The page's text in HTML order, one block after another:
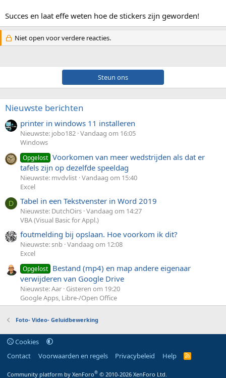
Succes en laat effe weten hoe de stickers zijn geworden!
Niet open voor verdere reacties.
Steun ons
Nieuwste berichten
printer in windows 11 installeren
Nieuwste: jobo182 Vandaag om 16:05
Windows
Opgelost Voorkomen van meer wedstrijden als dat er
tafels zijn op dezelfde speeldag
Nieuwste: mvdvlist Vandaag om 15:40
Excel
D Tabel in een Tekstvenster in Word 2019
Nieuwste: DutchOirs Vandaag om 14:27
VBA (Visual Basic for Appl.)
foutmelding bij opslaan. Hoe voorkom ik dit?
Nieuwste: snb Vandaag om 12:08
Excel
Opgelost Bestand (mp4) en map andere eigenaar
verwijderen van Google Drive
Nieuwste: Aar Gisteren om 19:20
Google Apps, Libre-/Open Office
Foto- Video- Geluidbewerking
Cookies
Contact
Voorwaarden en regels Privacybeleid Help
R
S
Community platform by XenForo® © 2010-2026 XenForo Ltd.